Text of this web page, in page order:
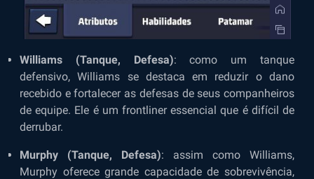
Williams (Tanque, Defesa): como um tanque
defensivo, Williams se destaca em reduzir o dano
recebido e fortalecer as defesas de seus companheiros
de equipe. Ele é um frontliner essencial que é difícil de
derrubar.
Murphy (Tanque, Defesa): assim como Williams,
Murphy oferece grande capacidade de sobrevivência,